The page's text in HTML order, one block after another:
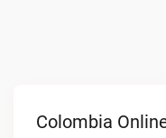
Colombia